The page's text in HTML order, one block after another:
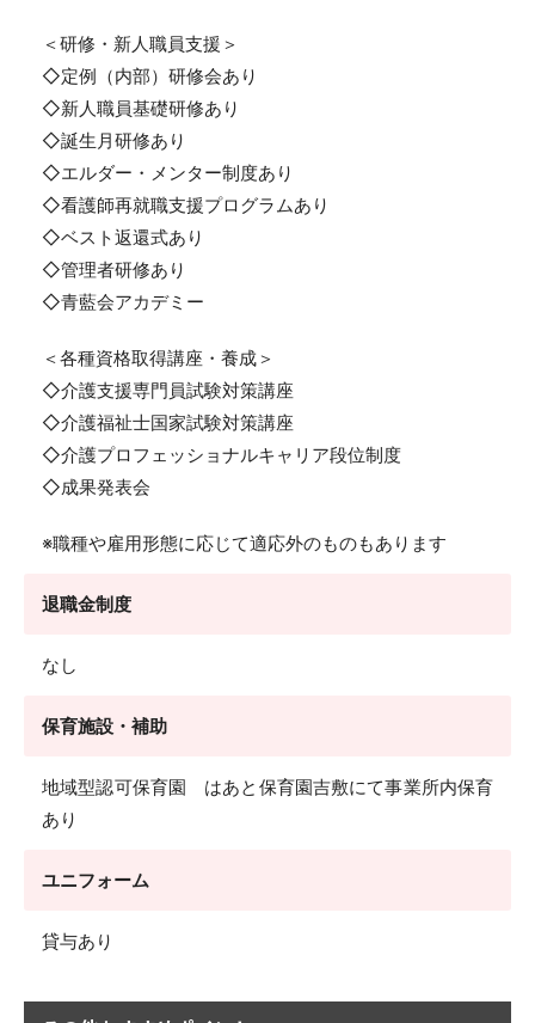
＜研修・新人職員支援＞
◇定例（内部）研修会あり
◇新人職員基礎研修あり
◇誕生月研修あり
◇エルダー・メンター制度あり
◇看護師再就職支援プログラムあり
◇ベスト返還式あり
◇管理者研修あり
◇青藍会アカデミー
＜各種資格取得講座・養成＞
◇介護支援専門員試験対策講座
◇介護福祉士国家試験対策講座
◇介護プロフェッショナルキャリア段位制度
◇成果発表会
※職種や雇用形態に応じて適応外のものもあります
退職金制度
なし
保育施設・補助
地域型認可保育園 はあと保育園吉敷にて事業所内保育
あり
ユニフォーム
貸与あり